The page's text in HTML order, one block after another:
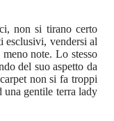
non si tirano certo
esclusivi, vendersi al
note. Lo stesso
del suo aspetto da
non si fa troppi
una gentile terra lady